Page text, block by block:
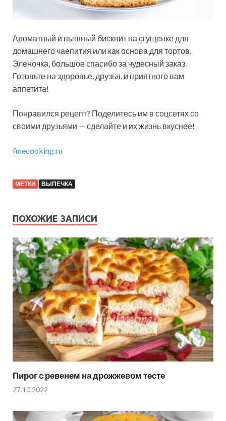
Ароматный и пышный бисквит на сгущенке для
домашнего чаепития или как основа для тортов.
Эленочка, большое спасибо за чудесный заказ.
Готовьте на здоровье, друзья, и приятного вам
аппетита!
Понравился рецепт? Поделитесь им в соцсетях со
своими друзьями — сделайте и их жизнь вкуснее!
finecooking.ru
МЕТКИ ВЫПЕЧКА
ПОХОЖИЕ ЗАПИСИ
Пирог с ревенем на дрожжевом тесте
27.10.2022